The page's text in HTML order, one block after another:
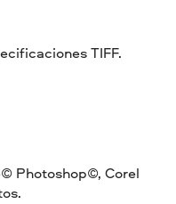
TIFF.
Photoshop©, Corel